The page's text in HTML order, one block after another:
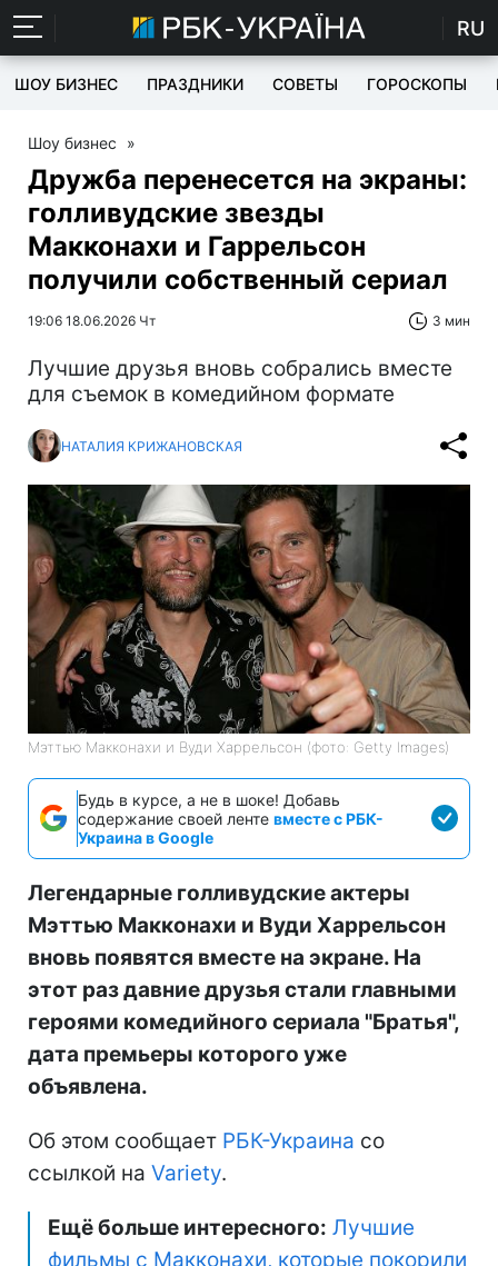
RU
ШОУ БИЗНЕС ПРАЗДНИКИ СОВЕТЫ ГОРОСКОПЫ
Шоу бизнес »
Дружба перенесется на экраны:
голливудские звезды
Макконахи и Гаррельсон
получили собственный сериал
19:06 18.06.2026 Чт 3 мин
Лучшие друзья вновь собрались вместе
для съемок в комедийном формате
НАТАЛИЯ КРИЖАНОВСКАЯ
Мэттью Макконахи и Вуди Харрельсон (фото: Getty Images)
Будь в курсе, а не в шоке! Добавь
содержание своей ленте вместе с РБК-
Украина в Google
Легендарные голливудские актеры
Мэттью Макконахи и Вуди Харрельсон
вновь появятся вместе на экране. На
этот раз давние друзья стали главными
героями комедийного сериала "Братья",
дата премьеры которого уже
объявлена.
Об этом сообщает РБК-Украина со
ссылкой на Variety.
Ещё больше интересного: Лучшие
фильмы с Макконахи, которые покорили